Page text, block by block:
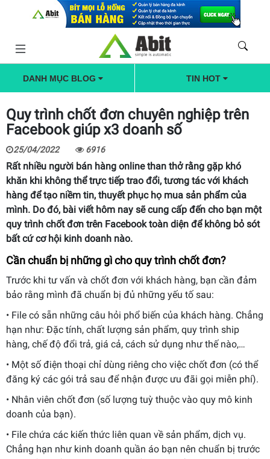
DANH MỤC BLOG TIN HOT
Quy trình chốt đơn chuyên nghiệp trên
Facebook giúp x3 doanh số
25/04/2022 6916
Rất nhiều người bán hàng online than thở rằng gặp khó
khăn khi không thể trực tiếp trao đổi, tương tác với khách
hàng để tạo niềm tin, thuyết phục họ mua sản phẩm của
mình. Do đó, bài viết hôm nay sẽ cung cấp đến cho bạn một
quy trình chốt đơn trên Facebook toàn diện để không bỏ sót
bất cứ cơ hội kinh doanh nào.
Cần chuẩn bị những gì cho quy trình chốt đơn?
Trước khi tư vấn và chốt đơn với khách hàng, bạn cần đảm
bảo rằng mình đã chuẩn bị đủ những yếu tố sau:
• File có sẵn những câu hỏi phổ biến của khách hàng. Chẳng
hạn như: Đặc tính, chất lượng sản phẩm, quy trình ship
hàng, chế độ đổi trả, giá cả, cách sử dụng như thế nào,…
• Một số điện thoại chỉ dùng riêng cho việc chốt đơn (có thể
đăng ký các gói trả sau để nhận được ưu đãi gọi miễn phí).
• Nhân viên chốt đơn (số lượng tuỳ thuộc vào quy mô kinh
doanh của bạn).
• File chứa các kiến thức liên quan về sản phẩm, dịch vụ.
Chẳng hạn như kinh doanh quần áo bạn nên chuẩn bị trước